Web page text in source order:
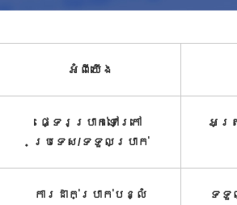
អំពី​យើង
ផ្ទេរប្រាក់ទៅក្រៅ
ប្រទេស/ទទួល​ប្រាក់​
អត្
ការដាក់ប្រាក់បន្លំ
ទទួ